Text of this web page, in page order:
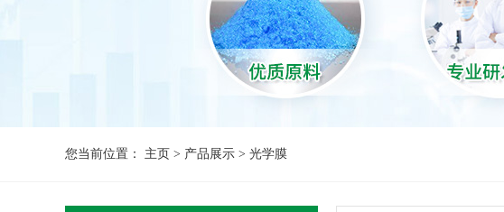
您当前位置： 主页 > 产品展示 > 光学膜